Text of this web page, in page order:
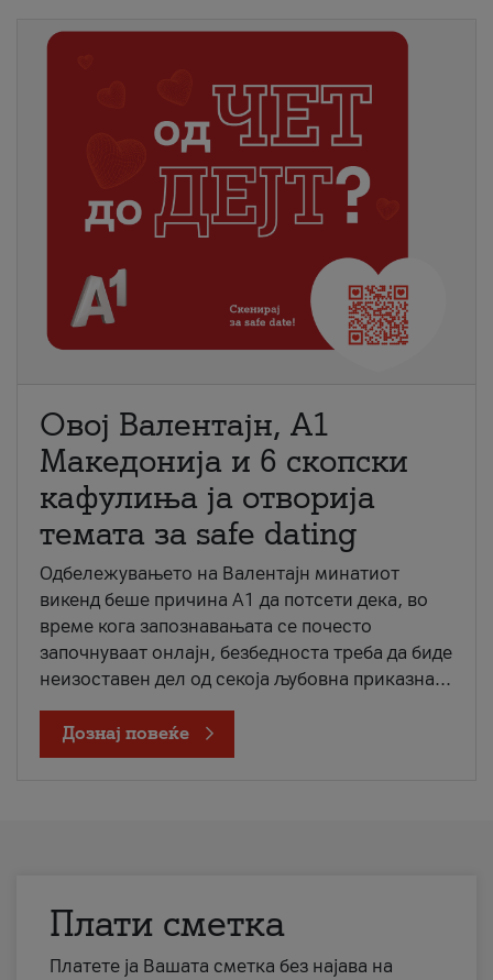
Овој Валентајн, A1
Македонија и 6 скопски
кафулиња ја отворија
темата за safe dating
Одбележувањето на Валентајн минатиот
викенд беше причина А1 да потсети дека, во
време кога запознавањата се почесто
започнуваат онлајн, безбедноста треба да биде
неизоставен дел од секоја љубовна приказна...
Дознај повеќе
Плати сметка
Платете ја Вашата сметка без најава на